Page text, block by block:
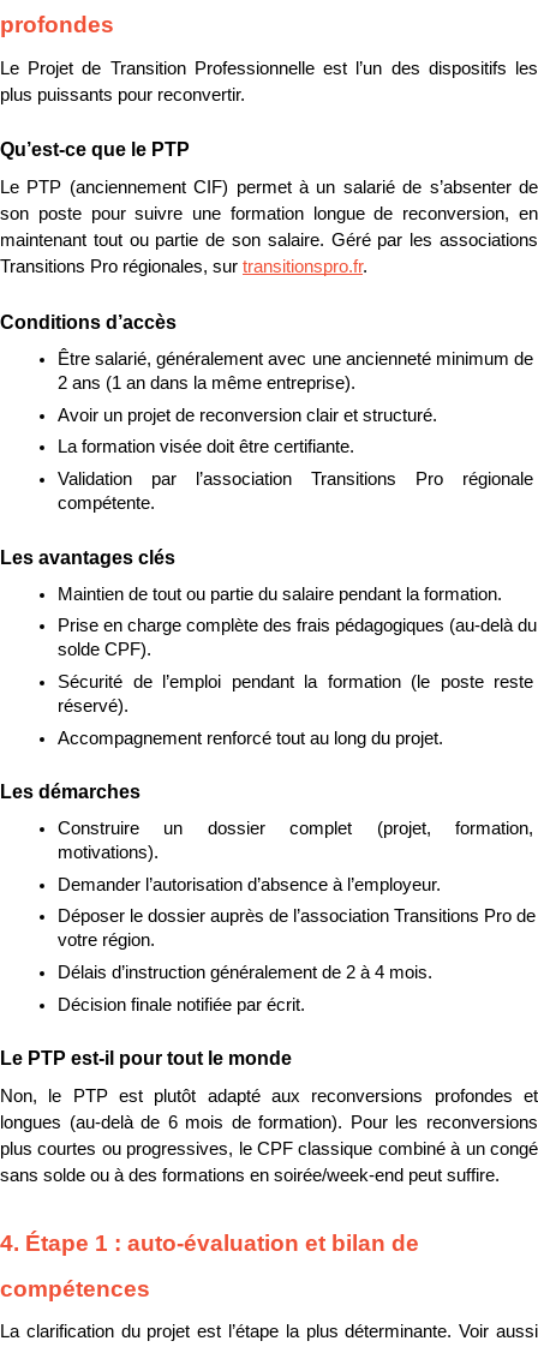
profondes
Le Projet de Transition Professionnelle est l’un des dispositifs les
plus puissants pour reconvertir.
Qu’est-ce que le PTP
Le PTP (anciennement CIF) permet à un salarié de s’absenter de
son poste pour suivre une formation longue de reconversion, en
maintenant tout ou partie de son salaire. Géré par les associations
Transitions Pro régionales, sur transitionspro.fr.
Conditions d’accès
Être salarié, généralement avec une ancienneté minimum de
2 ans (1 an dans la même entreprise).
Avoir un projet de reconversion clair et structuré.
La formation visée doit être certifiante.
Validation par l’association Transitions Pro régionale
compétente.
Les avantages clés
Maintien de tout ou partie du salaire pendant la formation.
Prise en charge complète des frais pédagogiques (au-delà du
solde CPF).
Sécurité de l’emploi pendant la formation (le poste reste
réservé).
Accompagnement renforcé tout au long du projet.
Les démarches
Construire un dossier complet (projet, formation,
motivations).
Demander l’autorisation d’absence à l’employeur.
Déposer le dossier auprès de l’association Transitions Pro de
votre région.
Délais d’instruction généralement de 2 à 4 mois.
Décision finale notifiée par écrit.
Le PTP est-il pour tout le monde
Non, le PTP est plutôt adapté aux reconversions profondes et
longues (au-delà de 6 mois de formation). Pour les reconversions
plus courtes ou progressives, le CPF classique combiné à un congé
sans solde ou à des formations en soirée/week-end peut suffire.
4. Étape 1 : auto-évaluation et bilan de
compétences